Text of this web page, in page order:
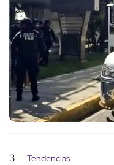
3 Tendencias